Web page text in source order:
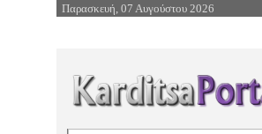
Επιστροφή στην Πλοήγηση
Παρασκευή, 07 Αυγούστου 2026